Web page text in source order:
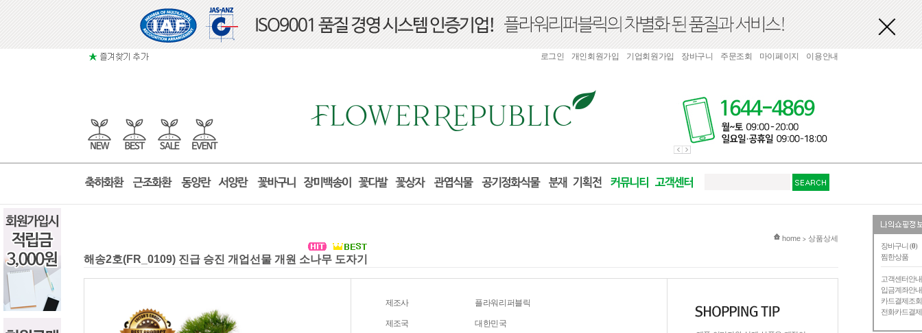
장바구니 (0)
찜한상품
고객센터안내
입금계좌안내
카드결제조회
전화카드결제
로그인 개인회원가입 기업회원가입 장바구니 주문조회 마이페이지 이용안내
현재 위치
home > 상품상세
해송2호(FR_0109) 진급 승진 개업선물 개원 소나무 도자기
제조사 플라워리퍼블릭
제조국 대한민국